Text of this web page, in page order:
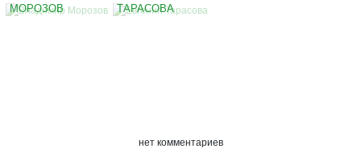
МОРОЗОВ
ТАРАСОВА
нет комментариев